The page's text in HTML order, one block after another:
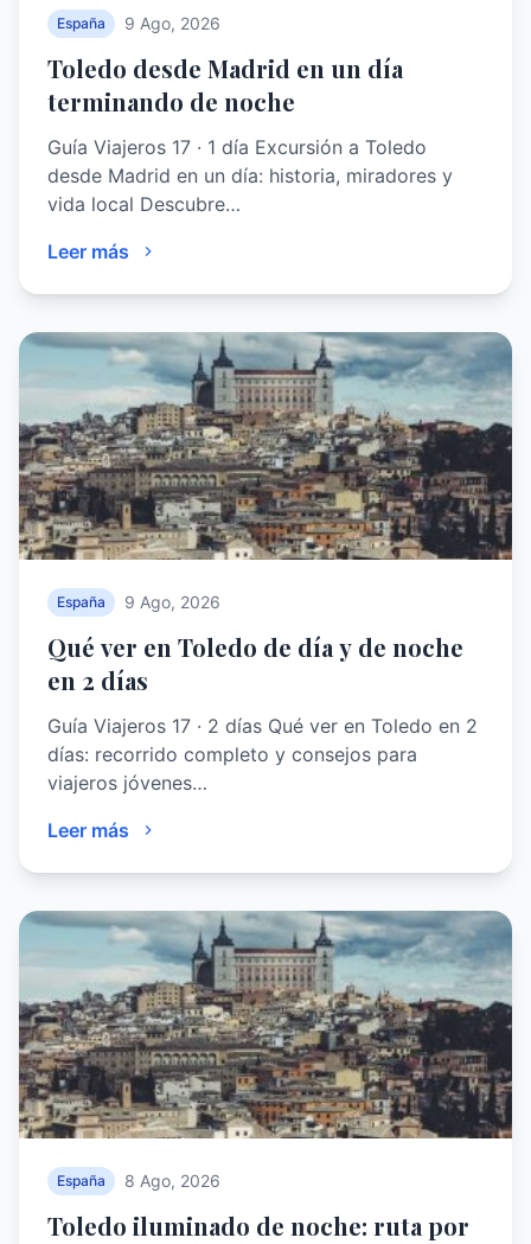
España 9 Ago, 2026
Toledo desde Madrid en un día
terminando de noche
Guía Viajeros 17 · 1 día Excursión a Toledo
desde Madrid en un día: historia, miradores y
vida local Descubre…
Leer más
España 9 Ago, 2026
Qué ver en Toledo de día y de noche
en 2 días
Guía Viajeros 17 · 2 días Qué ver en Toledo en 2
días: recorrido completo y consejos para
viajeros jóvenes…
Leer más
España 8 Ago, 2026
Toledo iluminado de noche: ruta por